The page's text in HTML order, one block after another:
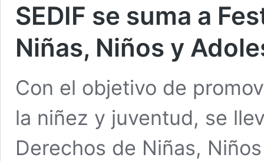
SEDIF se suma a
Niñas, Niños y
Con el objetivo de
la niñez y juventud, se
Derechos de Niñas,